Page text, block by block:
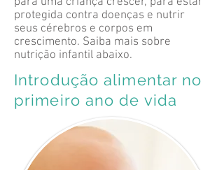
protegida contra doenças e nutrir
seus cérebros e corpos em
crescimento. Saiba mais sobre
nutrição infantil abaixo.
Introdução alimentar no
primeiro ano de vida